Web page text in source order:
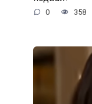
0 358